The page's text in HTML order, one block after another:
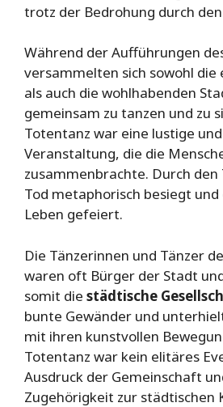
trotz der Bedrohung durch
Während der Aufführungen
versammelten sich sowohl die
als auch die wohlhabenden
gemeinsam zu tanzen und zu
Totentanz war eine lustige
Veranstaltung, die die
zusammenbrachte. Durch den
Tod metaphorisch besiegt und
Leben gefeiert.
Die Tänzerinnen und Tänzer
waren oft Bürger der Stadt
somit die städtische
bunte Gewänder und
mit ihren kunstvollen
Totentanz war kein elitäres
Ausdruck der Gemeinschaft
Zugehörigkeit zur städtischen